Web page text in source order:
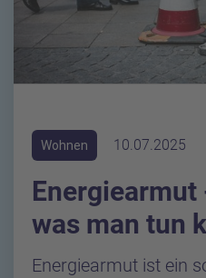
Wohnen 10.07.2025
was man tun
Energiearmut ist ein